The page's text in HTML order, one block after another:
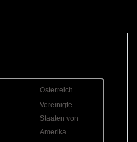
Österreich
Vereinigte
Staaten von
Amerika